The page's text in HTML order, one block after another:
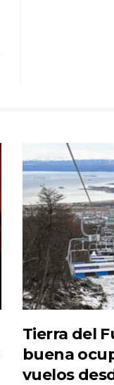
Tierra del
buena
vuelos